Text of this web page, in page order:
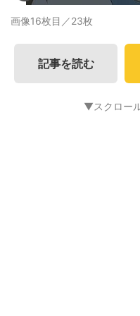
画像16枚目／23枚
記事を読む
▼スクロー